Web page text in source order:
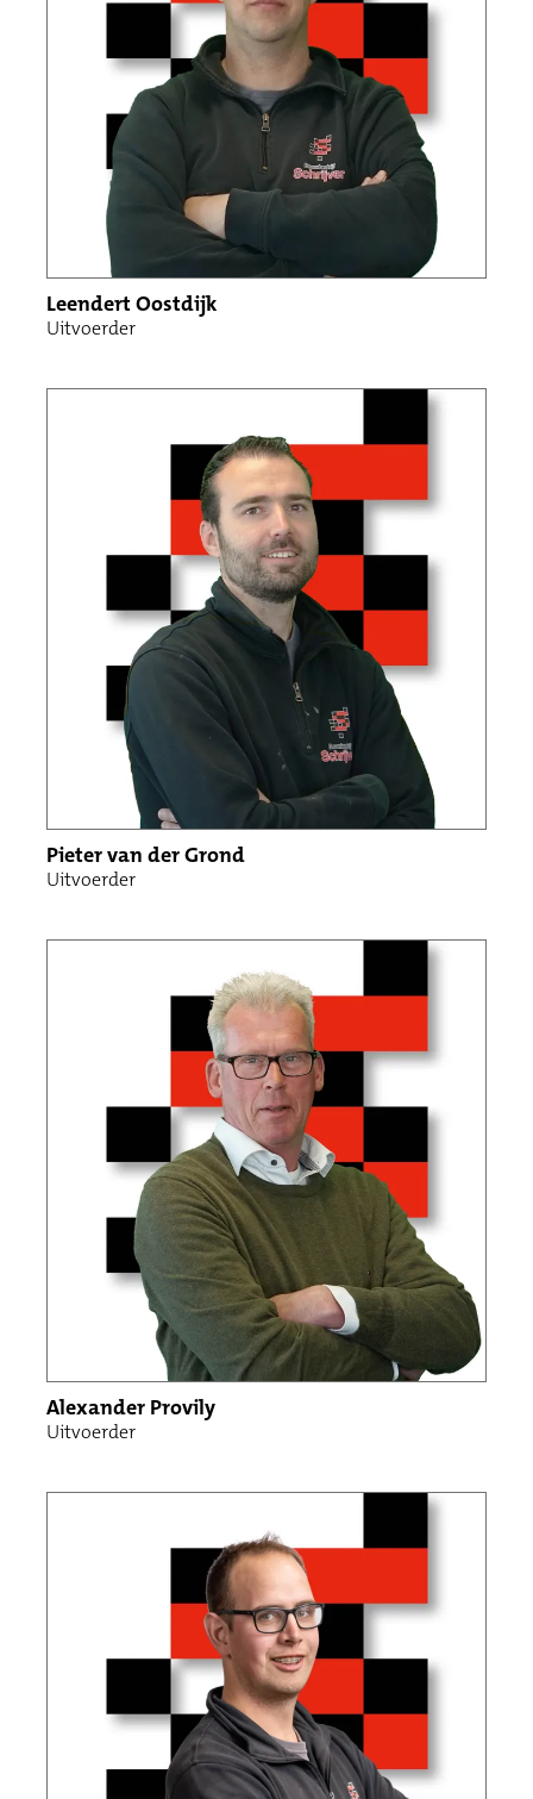
Leendert Oostdijk
Uitvoerder
Pieter van der Grond
Uitvoerder
Alexander Provily
Uitvoerder